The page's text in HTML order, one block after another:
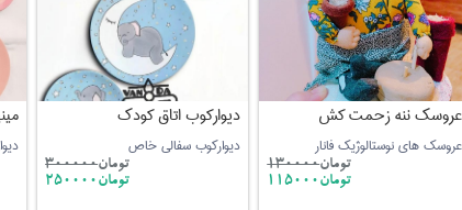
عروسک ننه زحمت کش
عروسک های نوستالوژیک فانار
تومان130000
تومان115000
دیوارکوب اتاق کودک
دیوارکوب سفالی خاص
تومان300000
تومان250000